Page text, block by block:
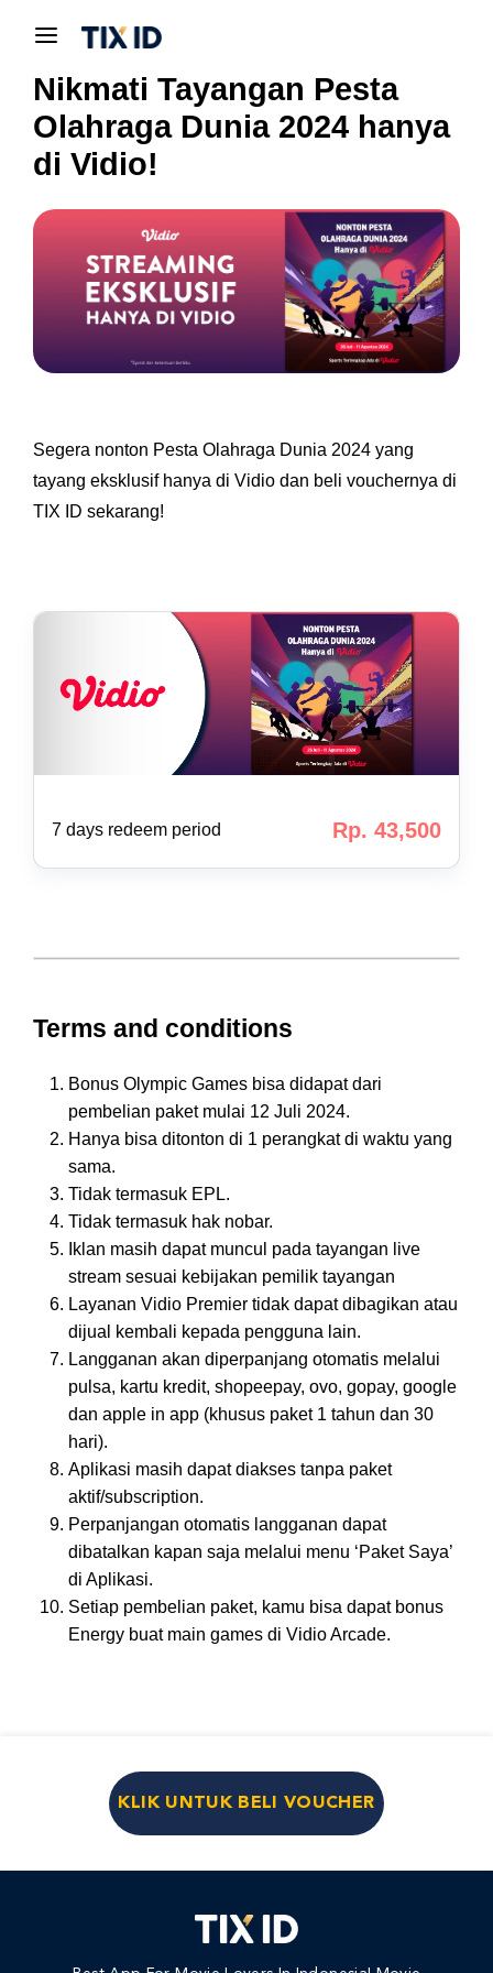
Nikmati Tayangan Pesta
Olahraga Dunia 2024 hanya
di Vidio!
Segera nonton Pesta Olahraga Dunia 2024 yang
tayang eksklusif hanya di Vidio dan beli vouchernya di
TIX ID sekarang!
7 days redeem period Rp. 43,500
Terms and conditions
Bonus Olympic Games bisa didapat dari
pembelian paket mulai 12 Juli 2024.
Hanya bisa ditonton di 1 perangkat di waktu yang
sama.
Tidak termasuk EPL.
Tidak termasuk hak nobar.
Iklan masih dapat muncul pada tayangan live
stream sesuai kebijakan pemilik tayangan
Layanan Vidio Premier tidak dapat dibagikan atau
dijual kembali kepada pengguna lain.
Langganan akan diperpanjang otomatis melalui
pulsa, kartu kredit, shopeepay, ovo, gopay, google
dan apple in app (khusus paket 1 tahun dan 30
hari).
Aplikasi masih dapat diakses tanpa paket
aktif/subscription.
Perpanjangan otomatis langganan dapat
dibatalkan kapan saja melalui menu ‘Paket Saya’
di Aplikasi.
Setiap pembelian paket, kamu bisa dapat bonus
Energy buat main games di Vidio Arcade.
KLIK UNTUK BELI VOUCHER